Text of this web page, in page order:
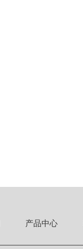
产品中心